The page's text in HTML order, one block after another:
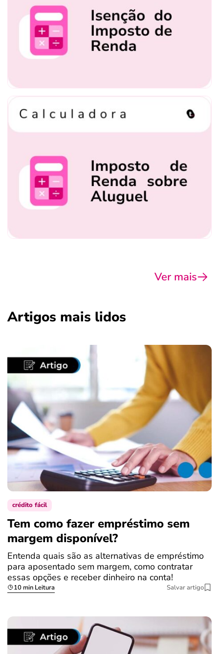
Ver mais
Artigos mais lidos
crédito fácil
Tem como fazer empréstimo sem
margem disponível?
Entenda quais são as alternativas de empréstimo
para aposentado sem margem, como contratar
essas opções e receber dinheiro na conta!
10 min Leitura Salvar artigo